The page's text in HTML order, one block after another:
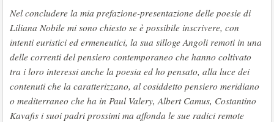
Nel concludere la mia prefazione-presentazione delle poesie di
Liliana Nobile mi sono chiesto se è possibile inscrivere, con
intenti euristici ed ermeneutici, la sua silloge Angoli remoti in una
delle correnti del pensiero contemporaneo che hanno coltivato
tra i loro interessi anche la poesia ed ho pensato, alla luce dei
contenuti che la caratterizzano, al cosiddetto pensiero meridiano
o mediterraneo che ha in Paul Valery, Albert Camus, Costantino
Kavafis i suoi padri prossimi ma affonda le sue radici remote